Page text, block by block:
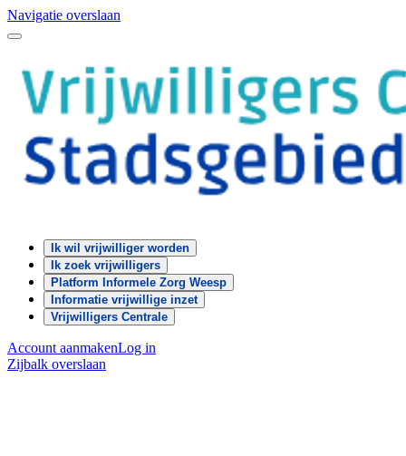
Navigatie overslaan
Ik wil vrijwilliger worden
Ik zoek vrijwilligers
Platform Informele Zorg Weesp
Informatie vrijwillige inzet
Vrijwilligers Centrale
Account aanmakenLog in
Zijbalk overslaan